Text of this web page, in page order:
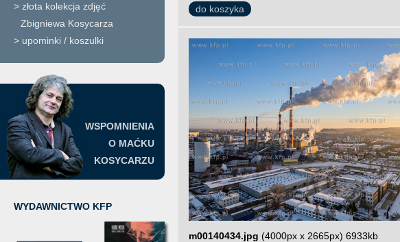
> złota kolekcja zdjęć
Zbigniewa Kosycarza
> upominki / koszulki
WSPOMNIENIA
O MAĆKU
KOSYCARZU
WYDAWNICTWO KFP
do koszyka
m00140434.jpg (4000px x 2665px) 6933kb